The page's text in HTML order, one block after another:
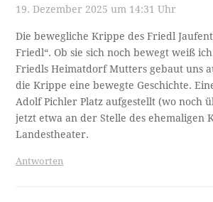
19. Dezember 2025 um 14:31 Uhr
Die bewegliche Krippe des Friedl
Friedl“. Ob sie sich noch bewegt weiß
Friedls Heimatdorf Mutters gebaut uns
die Krippe eine bewegte Geschichte.
Adolf Pichler Platz aufgestellt (wo noch
jetzt etwa an der Stelle des ehemaligen
Landestheater.
Antworten